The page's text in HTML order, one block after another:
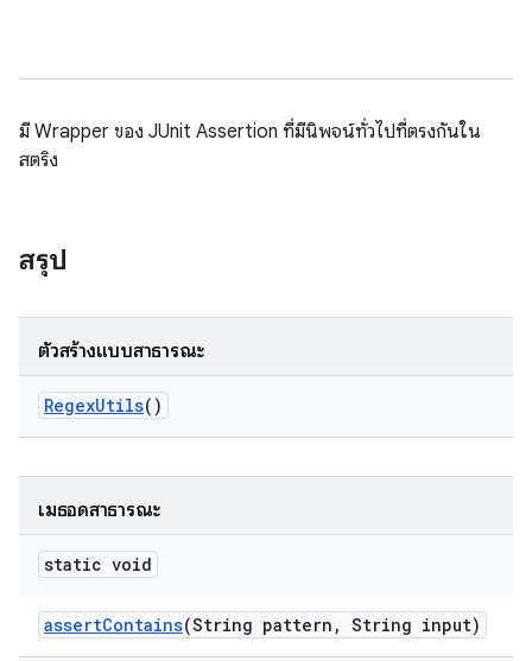
มี Wrapper ของ JUnit Assertion ที่มีนิพจน์ทั่วไปที่ตรงกันใน
สตริง
สรุป
ตัวสร้างแบบสาธารณะ
RegexUtils()
เมธอดสาธารณะ
static void
assertContains(String pattern , String input)